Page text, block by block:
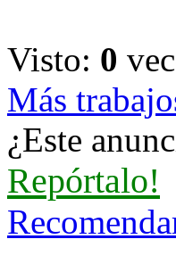
Visto: 0
Más
¿Este
Repórtalo!